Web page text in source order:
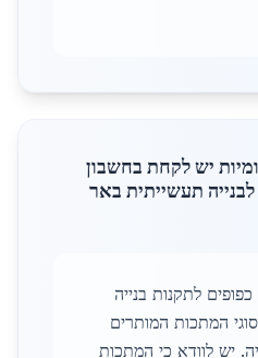
יש לקחת בחשבון
תעשייתית באר
לתקנות בנייה
המתכות המותרים
יש לוודא כי המתכות